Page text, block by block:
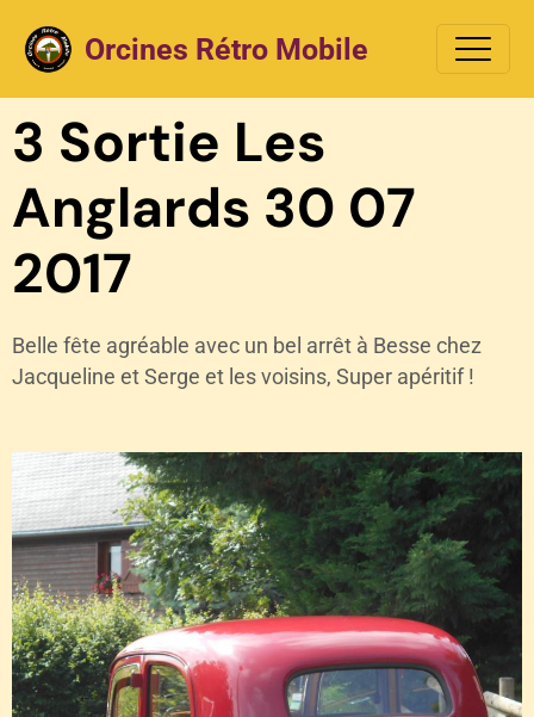
Orcines Rétro Mobile
3 Sortie Les
Anglards 30 07
2017
Belle fête agréable avec un bel arrêt à Besse chez
Jacqueline et Serge et les voisins, Super apéritif !